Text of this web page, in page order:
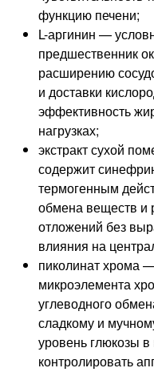
функцию печени;
L-аргинин —
предшественник
расширению
и доставки
эффективность
нагрузках;
экстракт сухой
содержит
термогенным
обмена веществ
отложений без
влияния на
пиколинат хрома
микроэлемента
углеводного
сладкому и
уровень глюкозы в
контролировать